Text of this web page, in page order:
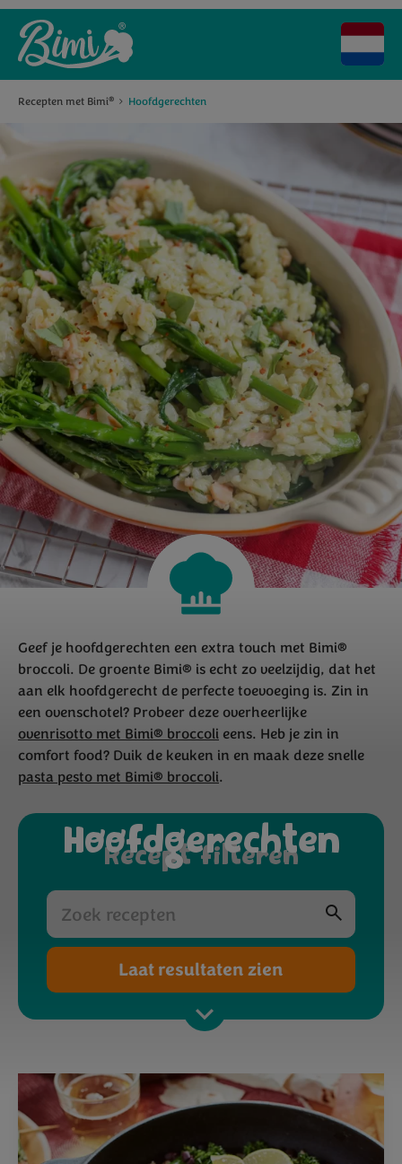
Recepten met Bimi® Hoofdgerechten
Hoofdgerechten
Geef je hoofdgerechten een extra touch met Bimi®
broccoli. De groente Bimi® is echt zo veelzijdig, dat het
aan elk hoofdgerecht de perfecte toevoeging is. Zin in
een ovenschotel? Probeer deze overheerlijke
ovenrisotto met Bimi® broccoli eens. Heb je zin in
comfort food? Duik de keuken in en maak deze snelle
pasta pesto met Bimi® broccoli.
Recept filteren
Laat resultaten zien